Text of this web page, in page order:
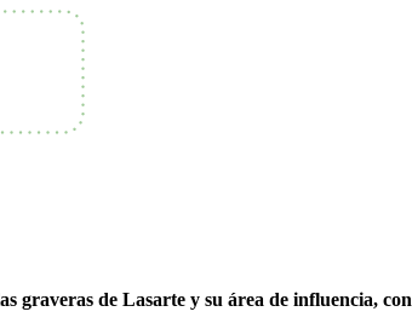
graveras de Lasarte y su área de influencia, con